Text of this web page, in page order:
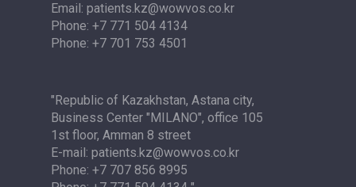
Email: patients.kz@wowvos.co.kr
Phone: +7 771 504 4134
Phone: +7 701 753 4501
"Republic of Kazakhstan, Astana city,
Business Center "MILANO", office 105
1st floor, Amman 8 street
E-mail: patients.kz@wowvos.co.kr
Phone: +7 707 856 8995